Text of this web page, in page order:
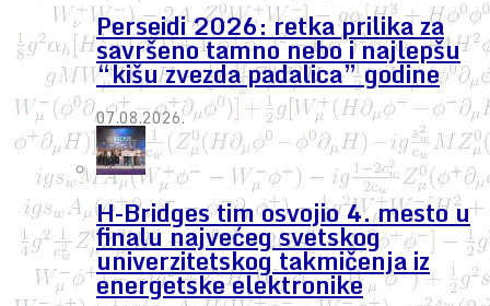
Perseidi 2026: retka prilika za
savršeno tamno nebo i najlepšu
“kišu zvezda padalica” godine
07.08.2026.
H-Bridges tim osvojio 4. mesto u
finalu najvećeg svetskog
univerzitetskog takmičenja iz
energetske elektronike